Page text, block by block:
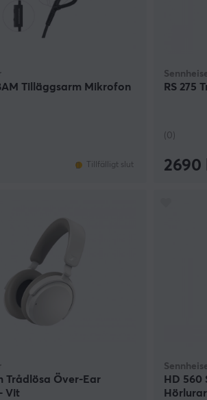
Tilläggsarm Mikrofon
Tillfälligt slut
RS 275
(0)
2690
Trådlösa Över-Ear
Vit
HD 560
Hörlurar